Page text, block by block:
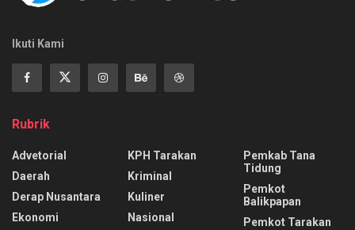
Ikuti Kami
Rubrik
Advetorial
Daerah
Derap Nusantara
Ekonomi
KPH Tarakan
Kriminal
Kuliner
Nasional
Pemkab Tana
Tidung
Pemkot
Balikpapan
Pemkot Tarakan